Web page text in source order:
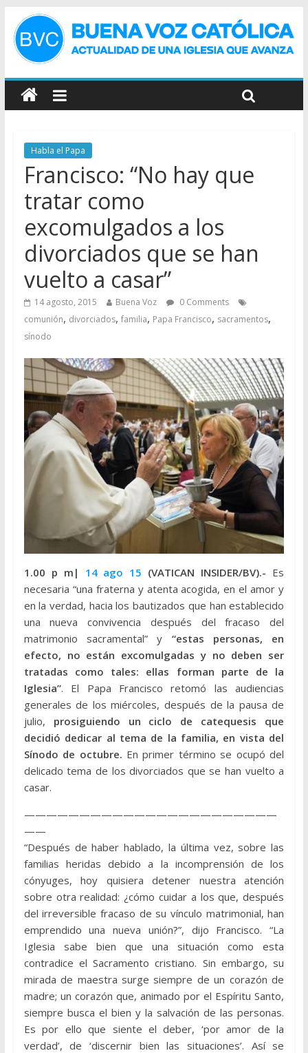
Habla el Papa
Francisco: “No hay que
tratar como
excomulgados a los
divorciados que se han
vuelto a casar”
14 agosto, 2015 Buena Voz
0 Comments
comunión, divorciados, familia, Papa Francisco, sacramentos,
sínodo
1.00 p m| 14 ago 15 (VATICAN INSIDER/BV).- Es
necesaria “una fraterna y atenta acogida, en el amor y
en la verdad, hacia los bautizados que han establecido
una nueva convivencia después del fracaso del
matrimonio sacramental” y “estas personas, en
efecto, no están excomulgadas y no deben ser
tratadas como tales: ellas forman parte de la
Iglesia”. El Papa Francisco retomó las audiencias
generales de los miércoles, después de la pausa de
julio, prosiguiendo un ciclo de catequesis que
decidió dedicar al tema de la familia, en vista del
Sínodo de octubre. En primer término se ocupó del
delicado tema de los divorciados que se han vuelto a
casar.
———————————————————————
——
“Después de haber hablado, la última vez, sobre las
familias heridas debido a la incomprensión de los
cónyuges, hoy quisiera detener nuestra atención
sobre otra realidad: ¿cómo cuidar a los que, después
del irreversible fracaso de su vínculo matrimonial, han
emprendido una nueva unión?”, dijo Francisco. “La
Iglesia sabe bien que una situación como esta
contradice el Sacramento cristiano. Sin embargo, su
mirada de maestra surge siempre de un corazón de
madre; un corazón que, animado por el Espíritu Santo,
siempre busca el bien y la salvación de las personas.
Es por ello que siente el deber, ‘por amor de la
verdad’, de ‘discernir bien las situaciones’. Así se